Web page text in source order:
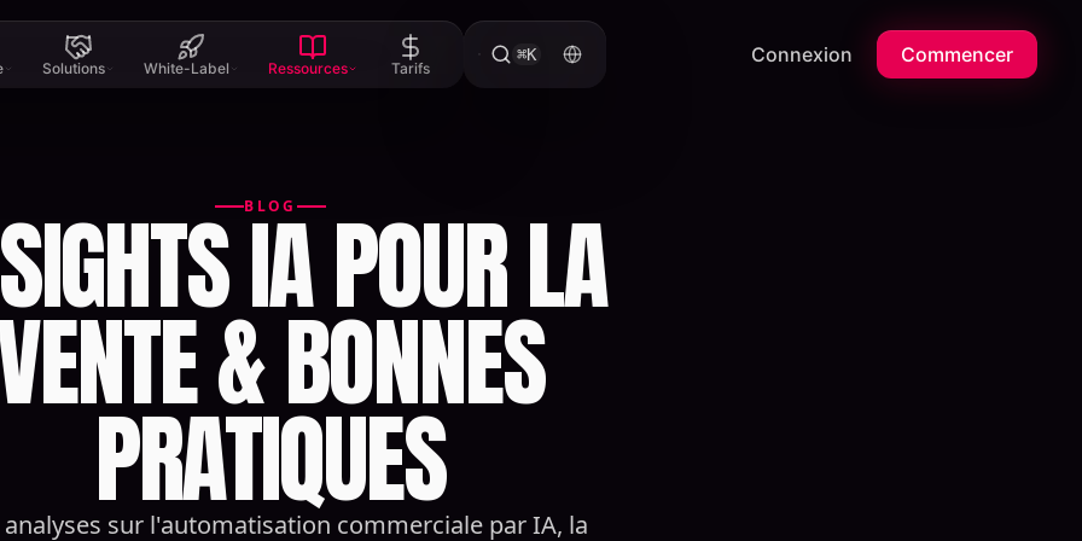
Solutions White-Label Ressources Tarifs
⌘K Connexion Commencer
BLOG
IA POUR LA
& BONNES
PRATIQUES
analyses sur l'automatisation commerciale par IA, la